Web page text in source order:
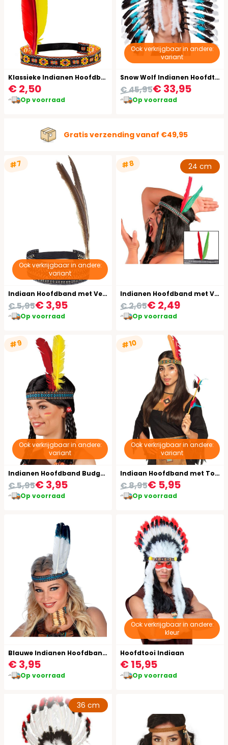
Klassieke Indianen Hoofdband met Veren
€ 2,50
Op voorraad
Ook verkrijgbaar in andere:
variant
Snow Wolf Indianen Hoofdtooi
€ 33,95
€ 45,95
Op voorraad
Gratis verzending vanaf €49,95
#7
Ook verkrijgbaar in andere:
variant
Indiaan Hoofdband met Veren
€ 3,95
€ 5,95
Op voorraad
#8 24 cm
Indianen Hoofdband met Veren
€ 2,49
€ 2,65
Op voorraad
#9
Ook verkrijgbaar in andere:
variant
Indianen Hoofdband Budget met Veer
€ 3,95
€ 5,95
Op voorraad
#10
Ook verkrijgbaar in andere:
variant
Indiaan Hoofdband met Tomahawk
€ 5,95
€ 8,95
Op voorraad
Blauwe Indianen Hoofdband met Veren
€ 3,95
Op voorraad
Ook verkrijgbaar in andere:
kleur
Hoofdtooi Indiaan
€ 15,95
Op voorraad
36 cm